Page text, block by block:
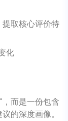
取核心评价特
化
而是一份包含
的深度画像。